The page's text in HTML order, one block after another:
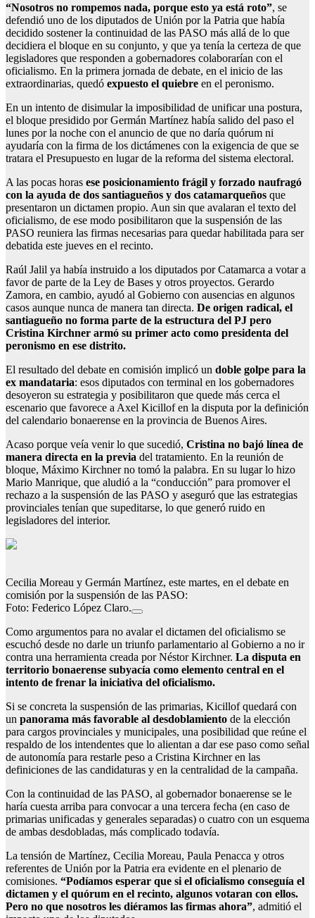
“Nosotros no rompemos nada, porque esto ya está roto”, se
defendió uno de los diputados de Unión por la Patria que había
decidido sostener la continuidad de las PASO más allá de lo que
decidiera el bloque en su conjunto, y que ya tenía la certeza de que
legisladores que responden a gobernadores colaborarían con el
oficialismo. En la primera jornada de debate, en el inicio de las
extraordinarias, quedó expuesto el quiebre en el peronismo.
En un intento de disimular la imposibilidad de unificar una postura,
el bloque presidido por Germán Martínez había salido del paso el
lunes por la noche con el anuncio de que no daría quórum ni
ayudaría con la firma de los dictámenes con la exigencia de que se
tratara el Presupuesto en lugar de la reforma del sistema electoral.
A las pocas horas ese posicionamiento frágil y forzado naufragó
con la ayuda de dos santiagueños y dos catamarqueños que
presentaron un dictamen propio. Aun sin que avalaran el texto del
oficialismo, de ese modo posibilitaron que la suspensión de las
PASO reuniera las firmas necesarias para quedar habilitada para ser
debatida este jueves en el recinto.
Raúl Jalil ya había instruido a los diputados por Catamarca a votar a
favor de parte de la Ley de Bases y otros proyectos. Gerardo
Zamora, en cambio, ayudó al Gobierno con ausencias en algunos
casos aunque nunca de manera tan directa. De origen radical, el
santiagueño no forma parte de la estructura del PJ pero
Cristina Kirchner armó su primer acto como presidenta del
peronismo en ese distrito.
El resultado del debate en comisión implicó un doble golpe para la
ex mandataria: esos diputados con terminal en los gobernadores
desoyeron su estrategia y posibilitaron que quede más cerca el
escenario que favorece a Axel Kicillof en la disputa por la definición
del calendario bonaerense en la provincia de Buenos Aires.
Acaso porque veía venir lo que sucedió, Cristina no bajó línea de
manera directa en la previa del tratamiento. En la reunión de
bloque, Máximo Kirchner no tomó la palabra. En su lugar lo hizo
Mario Manrique, que aludió a la “conducción” para promover el
rechazo a la suspensión de las PASO y aseguró que las estrategias
provinciales tenían que supeditarse, lo que generó ruido en
legisladores del interior.
Cecilia Moreau y Germán Martínez, este martes, en el debate en
comisión por la suspensión de las PASO:
Foto: Federico López Claro.
Como argumentos para no avalar el dictamen del oficialismo se
escuchó desde no darle un triunfo parlamentario al Gobierno a no ir
contra una herramienta creada por Néstor Kirchner. La disputa en
territorio bonaerense subyacía como elemento central en el
intento de frenar la iniciativa del oficialismo.
Si se concreta la suspensión de las primarias, Kicillof quedará con
un panorama más favorable al desdoblamiento de la elección
para cargos provinciales y municipales, una posibilidad que reúne el
respaldo de los intendentes que lo alientan a dar ese paso como señal
de autonomía para restarle peso a Cristina Kirchner en las
definiciones de las candidaturas y en la centralidad de la campaña.
Con la continuidad de las PASO, al gobernador bonaerense se le
haría cuesta arriba para convocar a una tercera fecha (en caso de
primarias unificadas y generales separadas) o cuatro con un esquema
de ambas desdobladas, más complicado todavía.
La tensión de Martínez, Cecilia Moreau, Paula Penacca y otros
referentes de Unión por la Patria era evidente en el plenario de
comisiones. “Podíamos esperar que si el oficialismo conseguía el
dictamen y el quórum en el recinto, algunos votaran con ellos.
Pero no que nosotros les diéramos las firmas ahora”, admitió el